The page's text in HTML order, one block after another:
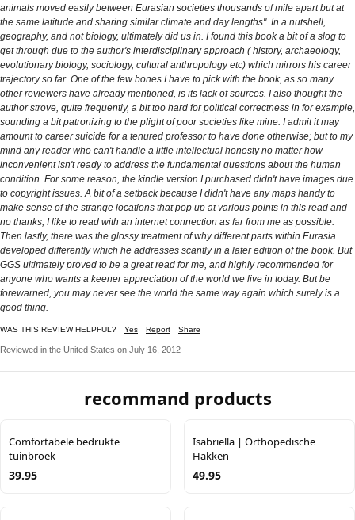
animals moved easily between Eurasian societies thousands of mile apart but at
the same latitude and sharing similar climate and day lengths". In a nutshell,
geography, and not biology, ultimately did us in. I found this book a bit of a slog to
get through due to the author's interdisciplinary approach ( history, archaeology,
evolutionary biology, sociology, cultural anthropology etc) which mirrors his career
trajectory so far. One of the few bones I have to pick with the book, as so many
other reviewers have already mentioned, is its lack of sources. I also thought the
author strove, quite frequently, a bit too hard for political correctness in for example,
sounding a bit patronizing to the plight of poor societies like mine. I admit it may
amount to career suicide for a tenured professor to have done otherwise; but to my
mind any reader who can't handle a little intellectual honesty no matter how
inconvenient isn't ready to address the fundamental questions about the human
condition. For some reason, the kindle version I purchased didn't have images due
to copyright issues. A bit of a setback because I didn't have any maps handy to
make sense of the strange locations that pop up at various points in this read and
no thanks, I like to read with an internet connection as far from me as possible.
Then lastly, there was the glossy treatment of why different parts within Eurasia
developed differently which he addresses scantly in a later edition of the book. But
GGS ultimately proved to be a great read for me, and highly recommended for
anyone who wants a keener appreciation of the world we live in today. But be
forewarned, you may never see the world the same way again which surely is a
good thing.
WAS THIS REVIEW HELPFUL? Yes Report Share
Reviewed in the United States on July 16, 2012
recommand products
Comfortabele bedrukte
tuinbroek
39.95
Isabriella | Orthopedische
Hakken
49.95